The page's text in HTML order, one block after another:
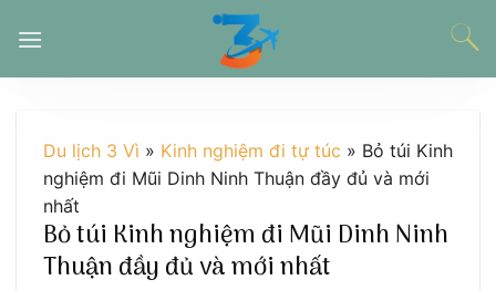
đến
Du lịch 3 Vì » Kinh nghiệm đi tự túc » Bỏ túi Kinh
nghiệm đi Mũi Dinh Ninh Thuận đầy đủ và mới
nhất
Bỏ túi Kinh nghiệm đi Mũi Dinh Ninh
Thuận đầy đủ và mới nhất